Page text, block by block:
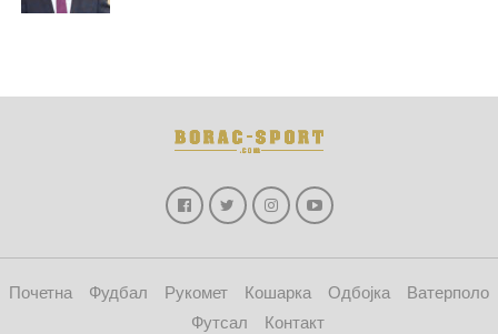
Почетна Фудбал Рукомет Кошарка Одбојка
Ватерполо
Футсал
Контакт